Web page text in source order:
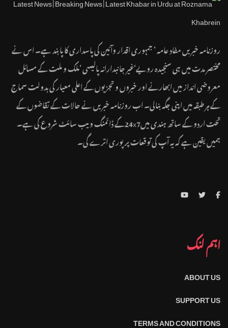
روزنامہ خبریں مفاد عامہ ‘ جمہوری اقدار وآئین کی پاسداری کا پابند ہے۔ اس نے
مختصر مدت میں ہی سنجیدہ رویے‘غیر جانبدارانہ پالیسی ‘ملک و ملت کے مسائل
معروضی انداز میں ابھارنے اور خبروں و تجزیوں کے اعلی معیار کی بدولت سماج
کے ہر طبقہ میں اپنی جگہ بنالی۔ اب روزنامہ خبریں نے حالات کے تقاضوں کے
تحت اردو کے ساتھ ہندی میں24x7کے ڈائمنگ ویب سائٹ شروع کی ہے۔
ہمیں یقین ہے کہ یہ آپ کی توقعات پر پوری اترے گی۔
اہم لنک
ABOUT US
SUPPORT US
TERMS AND CONDITIONS